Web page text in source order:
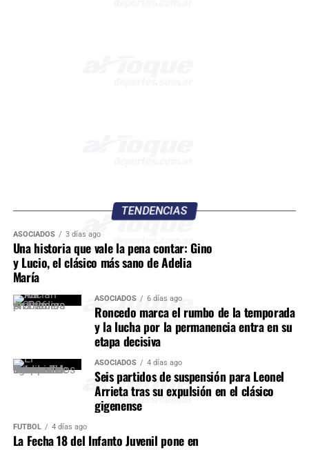
TENDENCIAS
ASOCIADOS 3 días ago
Una historia que vale la pena contar: Gino
y Lucio, el clásico más sano de Adelia
María
ASOCIADOS 6 días ago
Roncedo marca el rumbo de la temporada
y la lucha por la permanencia entra en su
etapa decisiva
ASOCIADOS 4 días ago
Seis partidos de suspensión para Leonel
Arrieta tras su expulsión en el clásico
gigenense
FÚTBOL 4 días ago
La Fecha 18 del Infanto Juvenil pone en